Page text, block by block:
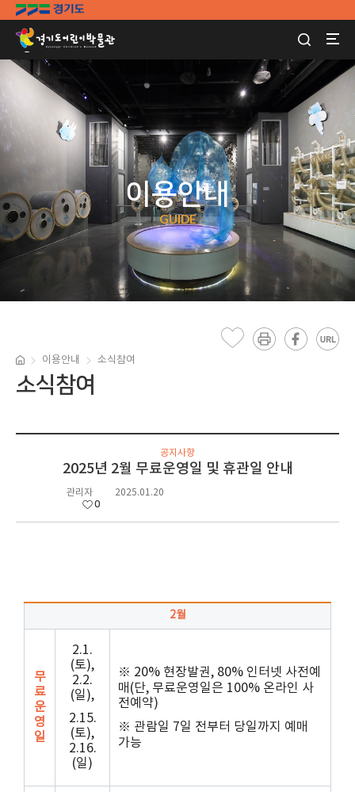
이용안내
GUIDE
이용안내 소식참여
소식참여
공지사항
2025년 2월 무료운영일 및 휴관일 안내
관리자 2025.01.20
0
2월
무
료
운
영
일
2.1.
(토),
2.2.
(일),
2.15.
(토),
2.16.
(일)
※ 20% 현장발권, 80% 인터넷 사전예
매 (단, 무료운영일은 100% 온라인 사
전예약)
※ 관람일 7일 전부터 당일까지 예매
가능